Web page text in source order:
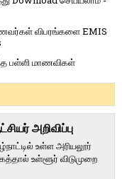
விபரங்களை EMIS
பள்ளி மாணவிகள்
அறிவிப்பு
உள்ள அரியலூர்
உள்ளூர் விடுமுறை